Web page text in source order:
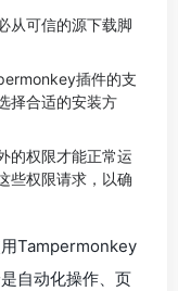
从可信的源下载脚
插件的支
择合适的安装方
的权限才能正常运
些权限请求，以确
Tampermonkey
自动化操作、页